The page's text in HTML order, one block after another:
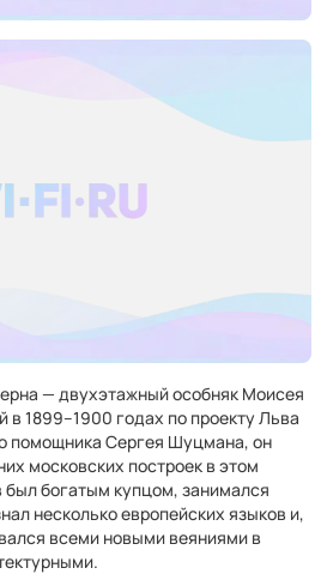
— двухэтажный особняк Моисея
1899–1900 годах по проекту Льва
помощника Сергея Шуцмана, он
московских построек в этом
богатым купцом, занимался
несколько европейских языков и,
всеми новыми веяниями в